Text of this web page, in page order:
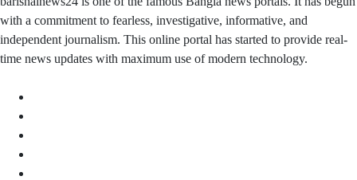
with a commitment to fearless, investigative, informative, and
independent journalism. This online portal has started to provide real-
time news updates with maximum use of modern technology.